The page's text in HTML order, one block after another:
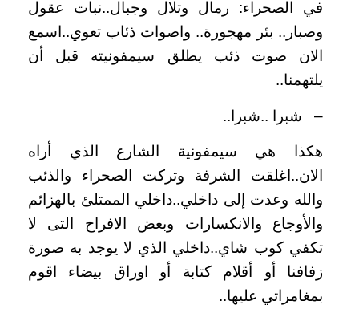
في الصحراء: رمال وتلال وجبال..نبات عقول
وصبار.. بئر مهجورة.. واصوات ذئاب تعوي..اسمع
الان صوت ذئب يطلق سيمفونيته قبل أن
يلتهمنا..
– شبرا ..شبرا..
هكذا هي سيمفونية الشارع الذي أراه
الان..اغلقت الشرفة وتركت الصحراء والذئب
والله وعدت إلى داخلي..داخلي الممتلئ بالهزائم
والأوجاع والانكسارات وبعض الافراح التى لا
تكفي كوب شاي..داخلي الذي لا يوجد به صورة
زفافنا أو أقلام كتابة أو اوراق بيضاء اقوم
بمغامراتي عليها..